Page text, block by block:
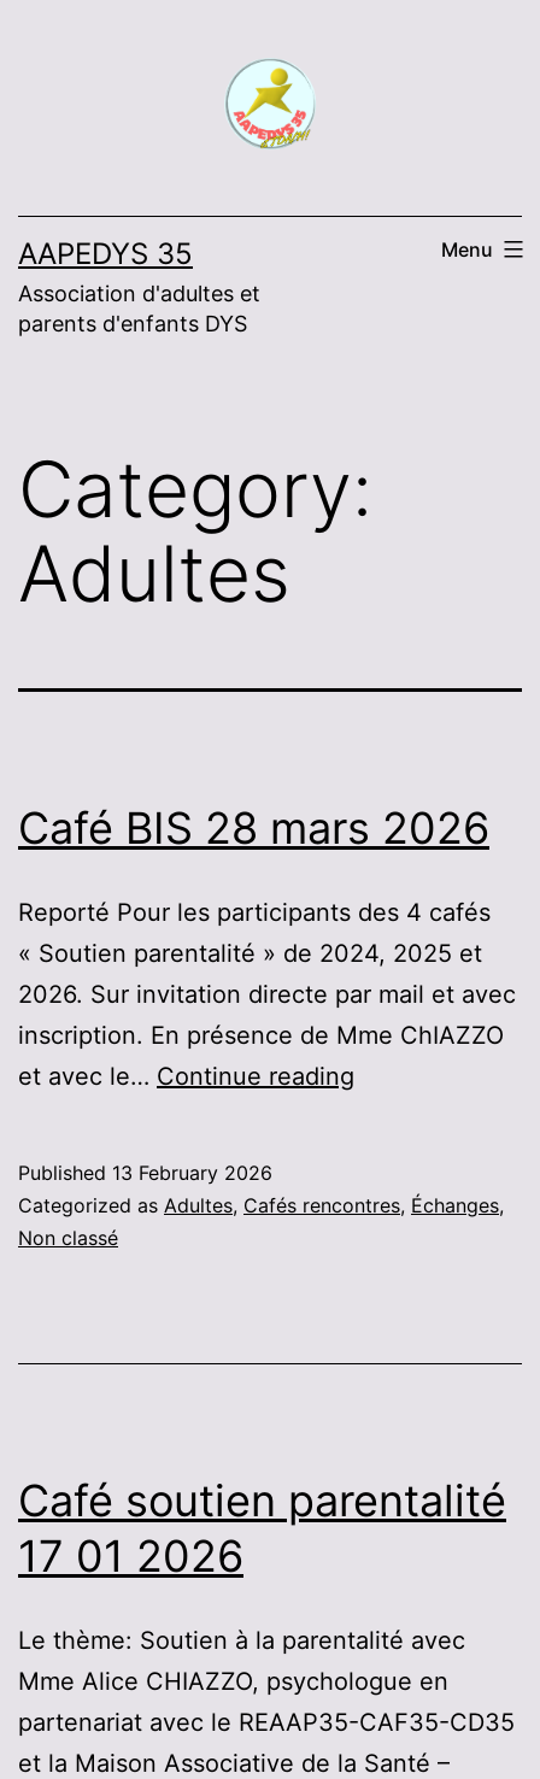
AAPEDYS 35
Association d'adultes et
parents d'enfants DYS
Menu
Category:
Adultes
Café BIS 28 mars 2026
Reporté Pour les participants des 4 cafés
« Soutien parentalité » de 2024, 2025 et
2026. Sur invitation directe par mail et avec
inscription. En présence de Mme ChIAZZO
et avec le… Continue reading
mars
Published 13 February 2026
Categorized as Adultes, Cafés rencontres, Échanges,
Non classé
Café soutien parentalité
17 01 2026
Le thème: Soutien à la parentalité avec
Mme Alice CHIAZZO, psychologue en
partenariat avec le REAAP35-CAF35-CD35
et la Maison Associative de la Santé –